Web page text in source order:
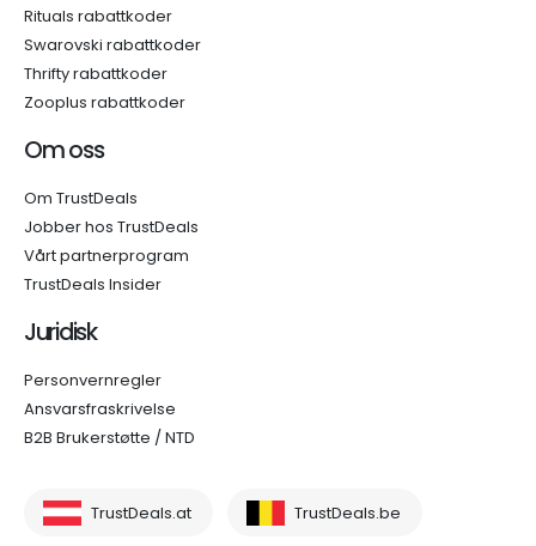
Rituals rabattkoder
Swarovski rabattkoder
Thrifty rabattkoder
Zooplus rabattkoder
Om oss
Om TrustDeals
Jobber hos TrustDeals
Vårt partnerprogram
TrustDeals Insider
Juridisk
Personvernregler
Ansvarsfraskrivelse
B2B Brukerstøtte / NTD
TrustDeals.at TrustDeals.be